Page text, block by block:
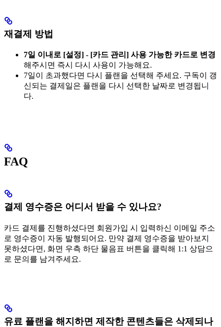
재결제 방법
7일 이내로 [설정] - [카드 관리] 사용 가능한 카드로 변경
해주시면 즉시 다시 사용이 가능해요.
7일이 초과했다면 다시 플랜을 선택해 주세요. 구독이 갱
신되는 결제일은 플랜을 다시 선택한 날짜로 변경됩니
다.
FAQ
결제 영수증은 어디서 받을 수 있나요?
카드 결제를 진행하셨다면 회원가입 시 입력하신 이메일 주소
로 영수증이 자동 발행되어요. 만약 결제 영수증을 받아보지
못하셨다면, 화면 우측 하단 물음표 버튼을 클릭해 1:1 상담으
로 문의를 남겨주세요.
유료 플랜을 해지하면 제작한 콘텐츠들은 삭제되나